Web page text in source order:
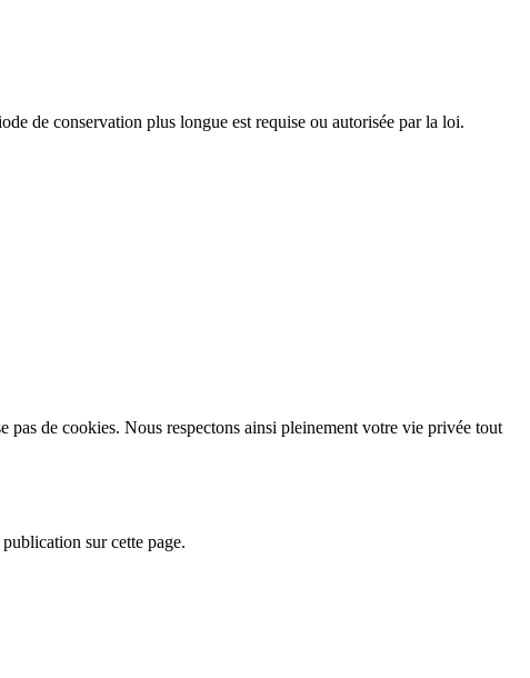
de conservation plus longue est requise ou autorisée par la loi.
de cookies. Nous respectons ainsi pleinement votre vie privée tout
sur cette page.